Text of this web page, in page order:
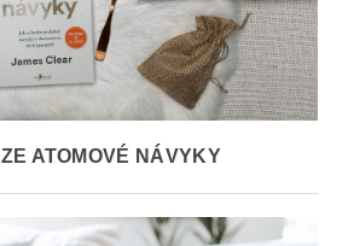
ATOMOVÉ NÁVYKY